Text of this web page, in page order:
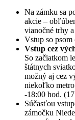
Na zámku sa
akcie –
vianočné trhy
Vstup so psom
Vstup cez
So začiatkom
štátnych
možný aj cez
niekoľko
-18:00 hod.
Súčasťou
zámočku